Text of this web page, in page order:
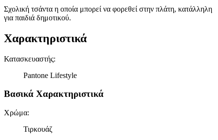
Σχολική τσάντα η οποία μπορεί να φορεθεί στην πλάτη, κατάλληλη
για παιδιά δημοτικού.
Χαρακτηριστικά
Κατασκευαστής:
Pantone Lifestyle
Βασικά Χαρακτηριστικά
Χρώμα:
Τιρκουάζ